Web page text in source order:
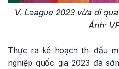
V. League 2023 vừa đi
Ảnh:
Thực ra kế hoạch thi đấu
nghiệp quốc gia 2023 đã